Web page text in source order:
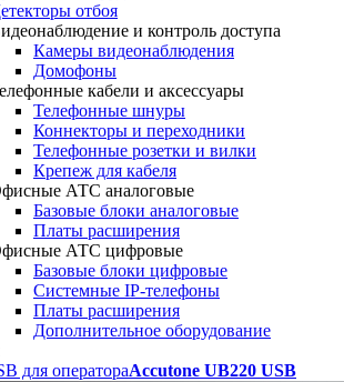
отбоя
и контроль доступа
Камеры видеонаблюдения
Домофоны
кабели и аксессуары
Телефонные шнуры
Коннекторы и переходники
Телефонные розетки и вилки
Крепеж для кабеля
АТС аналоговые
Базовые блоки аналоговые
Платы расширения
АТС цифровые
Базовые блоки цифровые
Системные IP-телефоны
Платы расширения
Дополнительное оборудование
для оператораAccutone UB220 USB